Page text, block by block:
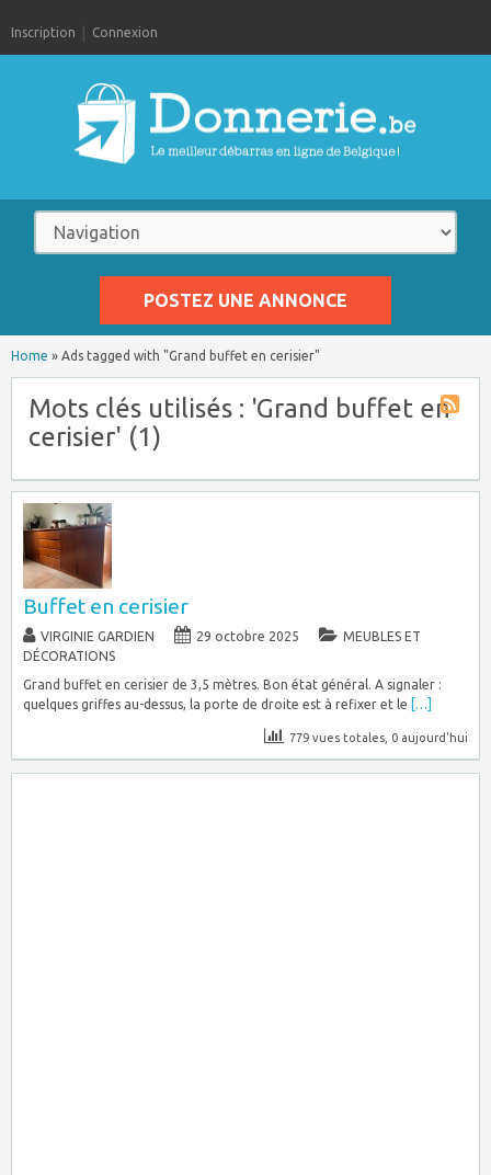
Inscription Connexion
POSTEZ UNE ANNONCE
Home » Ads tagged with "Grand buffet en cerisier"
Mots clés utilisés : 'Grand buffet en
cerisier' (1)
Buffet en cerisier
VIRGINIE GARDIEN 29 octobre 2025
MEUBLES ET
DÉCORATIONS
Grand buffet en cerisier de 3,5 mètres. Bon état général. A signaler :
quelques griffes au-dessus, la porte de droite est à refixer et le […]
779 vues totales, 0 aujourd'hui